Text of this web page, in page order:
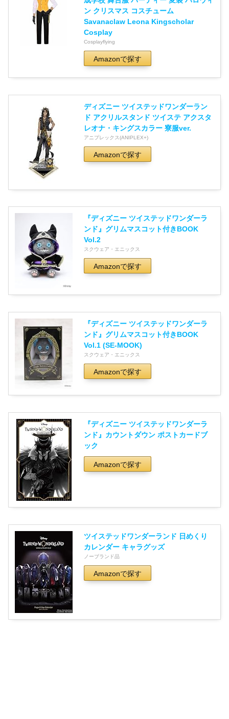
ン クリスマス コスチューム
Savanaclaw Leona Kingscholar
Cosplay
Cosplayflying
Amazonで探す
ディズニー ツイステッドワンダーラン
ド アクリルスタンド ツイステ アクスタ
レオナ・キングスカラー 寮服ver.
アニプレックス(ANIPLEX+)
Amazonで探す
『ディズニー ツイステッドワンダーラ
ンド』グリムマスコット付きBOOK
Vol.2
スクウェア・エニックス
Amazonで探す
『ディズニー ツイステッドワンダーラ
ンド』グリムマスコット付きBOOK
Vol.1 (SE-MOOK)
スクウェア・エニックス
Amazonで探す
『ディズニー ツイステッドワンダーラ
ンド』カウントダウン ポストカードブ
ック
Amazonで探す
ツイステッドワンダーランド 日めくり
カレンダー キャラグッズ
ノーブランド品
Amazonで探す